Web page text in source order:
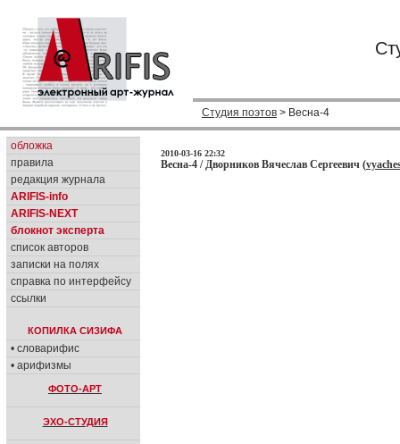
Студия поэтов > Весна-4
обложка
правила
редакция журнала
ARIFIS-info
ARIFIS-NEXT
блокнот эксперта
список авторов
записки на полях
справка по интерфейсу
ссылки
КОПИЛКА СИЗИФА
• словарифис
• арифизмы
ФОТО-АРТ
ЭХО-СТУДИЯ
2010-03-16 22:32
Весна-4 / Дворников Вячеслав Сергеевич (